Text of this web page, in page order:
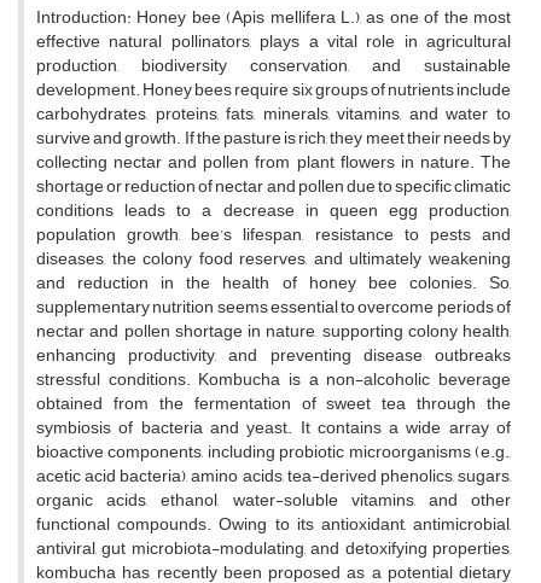
Introduction: Honey bee (Apis mellifera L.), as one of the most
effective natural pollinators, plays a vital role in agricultural
production, biodiversity conservation, and sustainable
development. Honey bees require six groups of nutrients include
carbohydrates, proteins, fats, minerals, vitamins, and water to
survive and growth. If the pasture is rich, they meet their needs by
collecting nectar and pollen from plant flowers in nature. The
shortage or reduction of nectar and pollen due to specific climatic
conditions leads to a decrease in queen egg production,
population growth, bee’s lifespan, resistance to pests and
diseases, the colony food reserves, and ultimately weakening
and reduction in the health of honey bee colonies. So,
supplementary nutrition seems essential to overcome periods of
nectar and pollen shortage in nature, supporting colony health,
enhancing productivity, and preventing disease outbreaks
stressful conditions. Kombucha is a non-alcoholic beverage
obtained from the fermentation of sweet tea through the
symbiosis of bacteria and yeast. It contains a wide array of
bioactive components, including probiotic microorganisms (e.g.,
acetic acid bacteria), amino acids, tea-derived phenolics, sugars,
organic acids, ethanol, water-soluble vitamins, and other
functional compounds. Owing to its antioxidant, antimicrobial,
antiviral, gut microbiota-modulating, and detoxifying properties,
kombucha has recently been proposed as a potential dietary